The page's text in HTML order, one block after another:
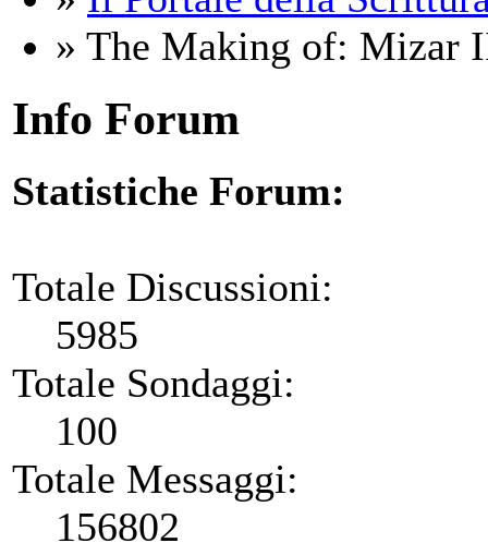
» The Making of: Mizar
Info Forum
Statistiche Forum:
Totale Discussioni:
5985
Totale Sondaggi:
100
Totale Messaggi:
156802